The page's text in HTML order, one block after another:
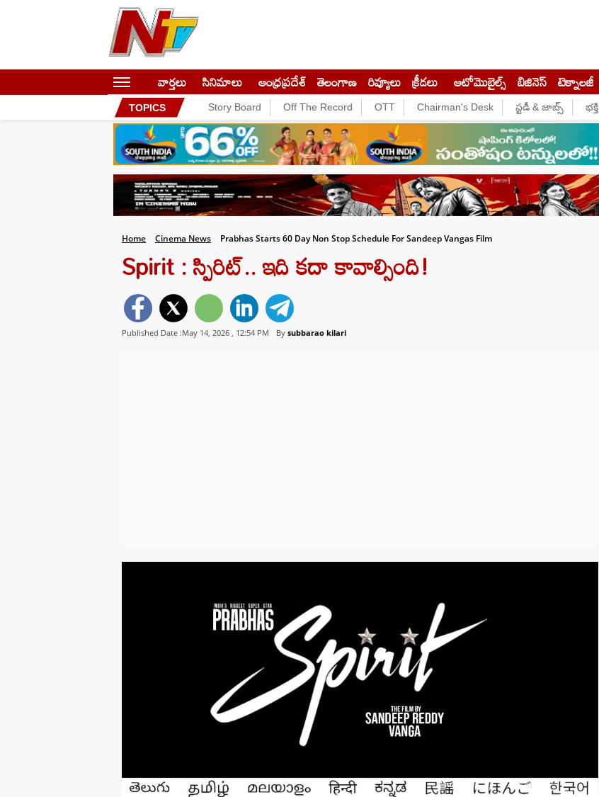
వార్తలు సినిమాలు ఆంధ్రప్రదేశ్ తెలంగాణ రివ్యూలు క్రీడలు ఆటోమొబైల్స్ బిజినెస్‌ టెక్నాలజీ
TOPICS Story Board Off The Record OTT Chairman's Desk స్టడీ & జాబ్స్ భక్తి
Home Cinema News Prabhas Starts 60 Day Non Stop Schedule For Sandeep Vangas Film
Spirit : స్పిరిట్.. ఇది కదా కావాల్సింది!
Published Date :May 14, 2026 , 12:54 PM By subbarao kilari